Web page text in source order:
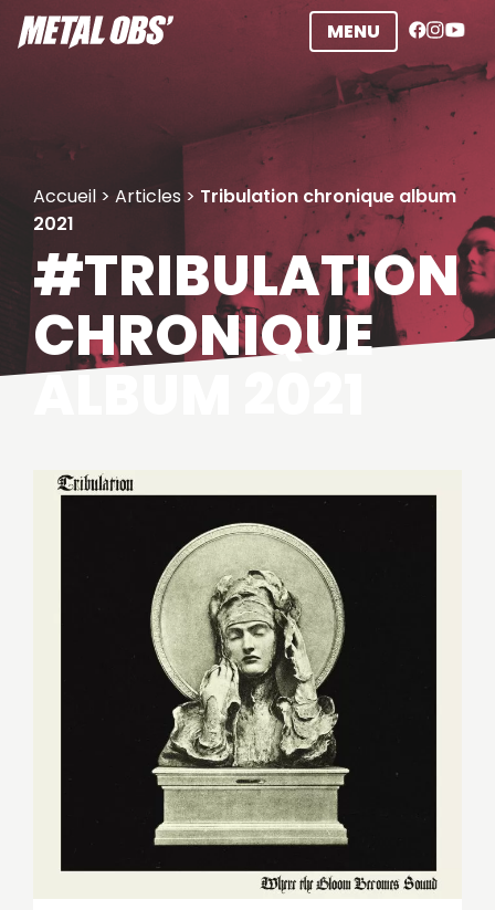
Aller
au
MENU
Accueil > Articles > Tribulation chronique album
2021
#TRIBULATION
CHRONIQUE
ALBUM 2021